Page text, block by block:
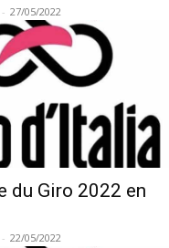
- 27/05/2022
du Giro 2022 en
- 22/05/2022